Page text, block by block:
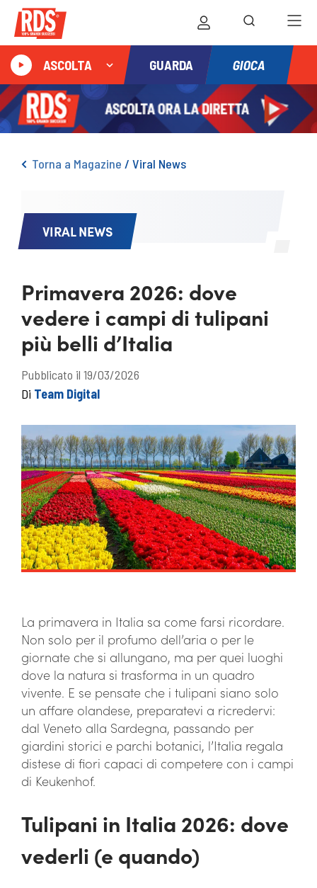
ASCOLTA GUARDA GIOCA
Torna a Magazine / Viral News
VIRAL NEWS
Primavera 2026: dove
vedere i campi di tulipani
più belli d’Italia
Pubblicato il 19/03/2026
Di Team Digital
La primavera in Italia sa come farsi ricordare.
Non solo per il profumo dell’aria o per le
giornate che si allungano, ma per quei luoghi
dove la natura si trasforma in un quadro
vivente. E se pensate che i tulipani siano solo
un affare olandese, preparatevi a ricredervi:
dal Veneto alla Sardegna, passando per
giardini storici e parchi botanici, l’Italia regala
distese di fiori capaci di competere con i campi
di Keukenhof.
Tulipani in Italia 2026: dove
vederli (e quando)